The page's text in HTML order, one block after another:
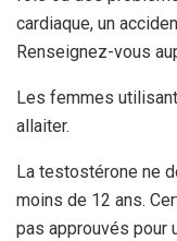
cardiaque, un
Renseignez-vous
Les femmes
allaiter.
La testostérone ne
moins de 12 ans.
pas approuvés pour